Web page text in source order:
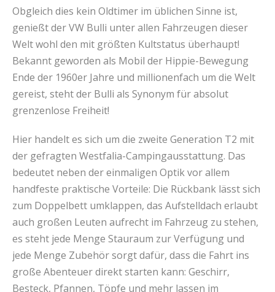
Obgleich dies kein Oldtimer im üblichen Sinne ist,
genießt der VW Bulli unter allen Fahrzeugen dieser
Welt wohl den mit größten Kultstatus überhaupt!
Bekannt geworden als Mobil der Hippie-Bewegung
Ende der 1960er Jahre und millionenfach um die Welt
gereist, steht der Bulli als Synonym für absolut
grenzenlose Freiheit!
Hier handelt es sich um die zweite Generation T2 mit
der gefragten Westfalia-Campingausstattung. Das
bedeutet neben der einmaligen Optik vor allem
handfeste praktische Vorteile: Die Rückbank lässt sich
zum Doppelbett umklappen, das Aufstelldach erlaubt
auch großen Leuten aufrecht im Fahrzeug zu stehen,
es steht jede Menge Stauraum zur Verfügung und
jede Menge Zubehör sorgt dafür, dass die Fahrt ins
große Abenteuer direkt starten kann: Geschirr,
Besteck, Pfannen, Töpfe und mehr lassen im